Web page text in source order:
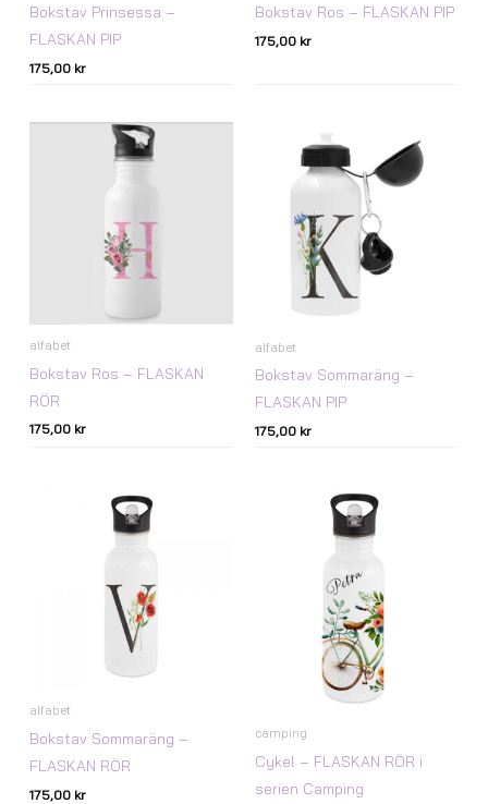
Bokstav Prinsessa –
FLASKAN PIP
175,00 kr
Bokstav Ros – FLASKAN PIP
175,00 kr
alfabet
Bokstav Ros – FLASKAN
RÖR
175,00 kr
alfabet
Bokstav Sommaräng –
FLASKAN PIP
175,00 kr
alfabet
Bokstav Sommaräng –
FLASKAN RÖR
175,00 kr
camping
Cykel – FLASKAN RÖR i
serien Camping